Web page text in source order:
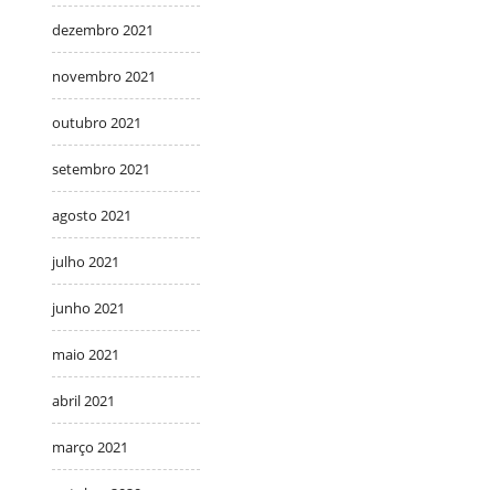
dezembro 2021
novembro 2021
outubro 2021
setembro 2021
agosto 2021
julho 2021
junho 2021
maio 2021
abril 2021
março 2021